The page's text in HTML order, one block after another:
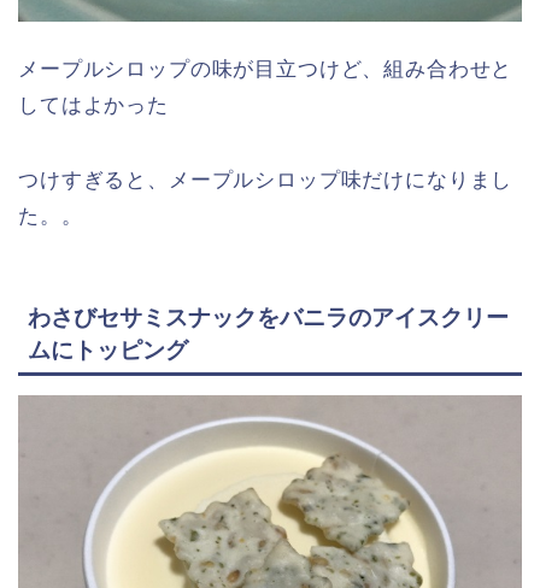
メープルシロップの味が目立つけど、組み合わせと
してはよかった
つけすぎると、メープルシロップ味だけになり まし
た。。
わさびセサミスナックをバニラのアイスクリー
ムにトッピング